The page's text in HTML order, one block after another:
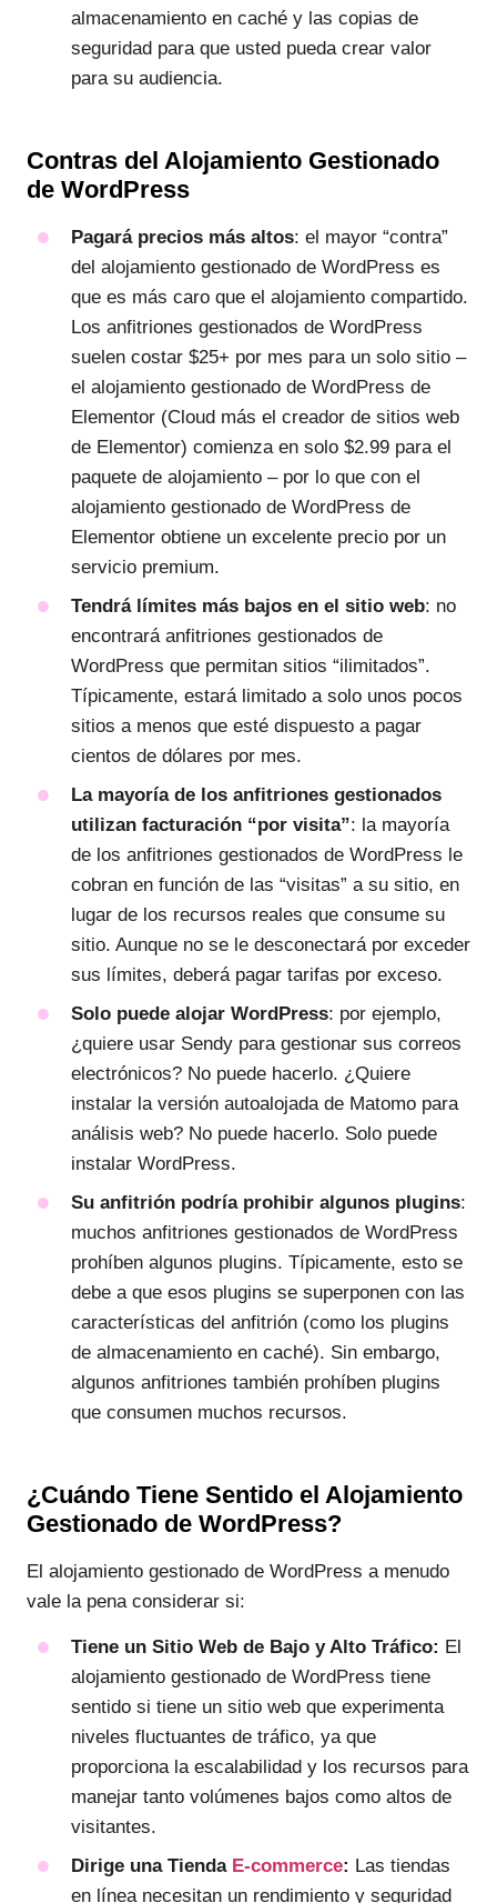
almacenamiento en caché y las copias de
seguridad para que usted pueda crear valor
para su audiencia.
Contras del Alojamiento Gestionado
de WordPress
Pagará precios más altos: el mayor “contra”
del alojamiento gestionado de WordPress es
que es más caro que el alojamiento compartido.
Los anfitriones gestionados de WordPress
suelen costar $25+ por mes para un solo sitio –
el alojamiento gestionado de WordPress de
Elementor (Cloud más el creador de sitios web
de Elementor) comienza en solo $2.99 para el
paquete de alojamiento – por lo que con el
alojamiento gestionado de WordPress de
Elementor obtiene un excelente precio por un
servicio premium.
Tendrá límites más bajos en el sitio web: no
encontrará anfitriones gestionados de
WordPress que permitan sitios “ilimitados”.
Típicamente, estará limitado a solo unos pocos
sitios a menos que esté dispuesto a pagar
cientos de dólares por mes.
La mayoría de los anfitriones gestionados
utilizan facturación “por visita”: la mayoría
de los anfitriones gestionados de WordPress le
cobran en función de las “visitas” a su sitio, en
lugar de los recursos reales que consume su
sitio. Aunque no se le desconectará por exceder
sus límites, deberá pagar tarifas por exceso.
Solo puede alojar WordPress: por ejemplo,
¿quiere usar Sendy para gestionar sus correos
electrónicos? No puede hacerlo. ¿Quiere
instalar la versión autoalojada de Matomo para
análisis web? No puede hacerlo. Solo puede
instalar WordPress.
Su anfitrión podría prohibir algunos plugins:
muchos anfitriones gestionados de WordPress
prohíben algunos plugins. Típicamente, esto se
debe a que esos plugins se superponen con las
características del anfitrión (como los plugins
de almacenamiento en caché). Sin embargo,
algunos anfitriones también prohíben plugins
que consumen muchos recursos.
¿Cuándo Tiene Sentido el Alojamiento
Gestionado de WordPress?
El alojamiento gestionado de WordPress a menudo
vale la pena considerar si:
Tiene un Sitio Web de Bajo y Alto Tráfico: El
alojamiento gestionado de WordPress tiene
sentido si tiene un sitio web que experimenta
niveles fluctuantes de tráfico, ya que
proporciona la escalabilidad y los recursos para
manejar tanto volúmenes bajos como altos de
visitantes.
Dirige una Tienda E-commerce: Las tiendas
en línea necesitan un rendimiento y seguridad